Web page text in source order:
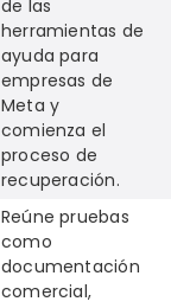
de las
herramientas de
ayuda para
empresas de
Meta y
comienza el
proceso de
recuperación.
Reúne pruebas
como
documentación
comercial,